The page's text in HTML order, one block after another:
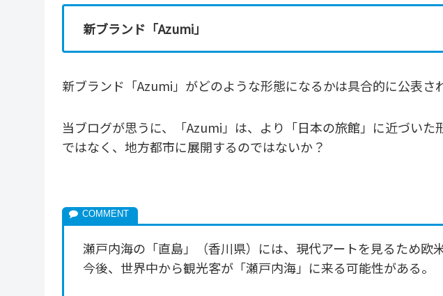
新ブランド「Azumi」
新ブランド「Azumi」がどのような形態になるかは具合的に公表さ
当ブログが思うに、「Azumi」は、より「日本の旅館」に近づいた
ではなく、地方都市に展開するのではないか？
瀬戸内海の「直島」（香川県）には、現代アートを見るため欧
今後、世界中から観光客が「瀬戸内海」に来る可能性がある。